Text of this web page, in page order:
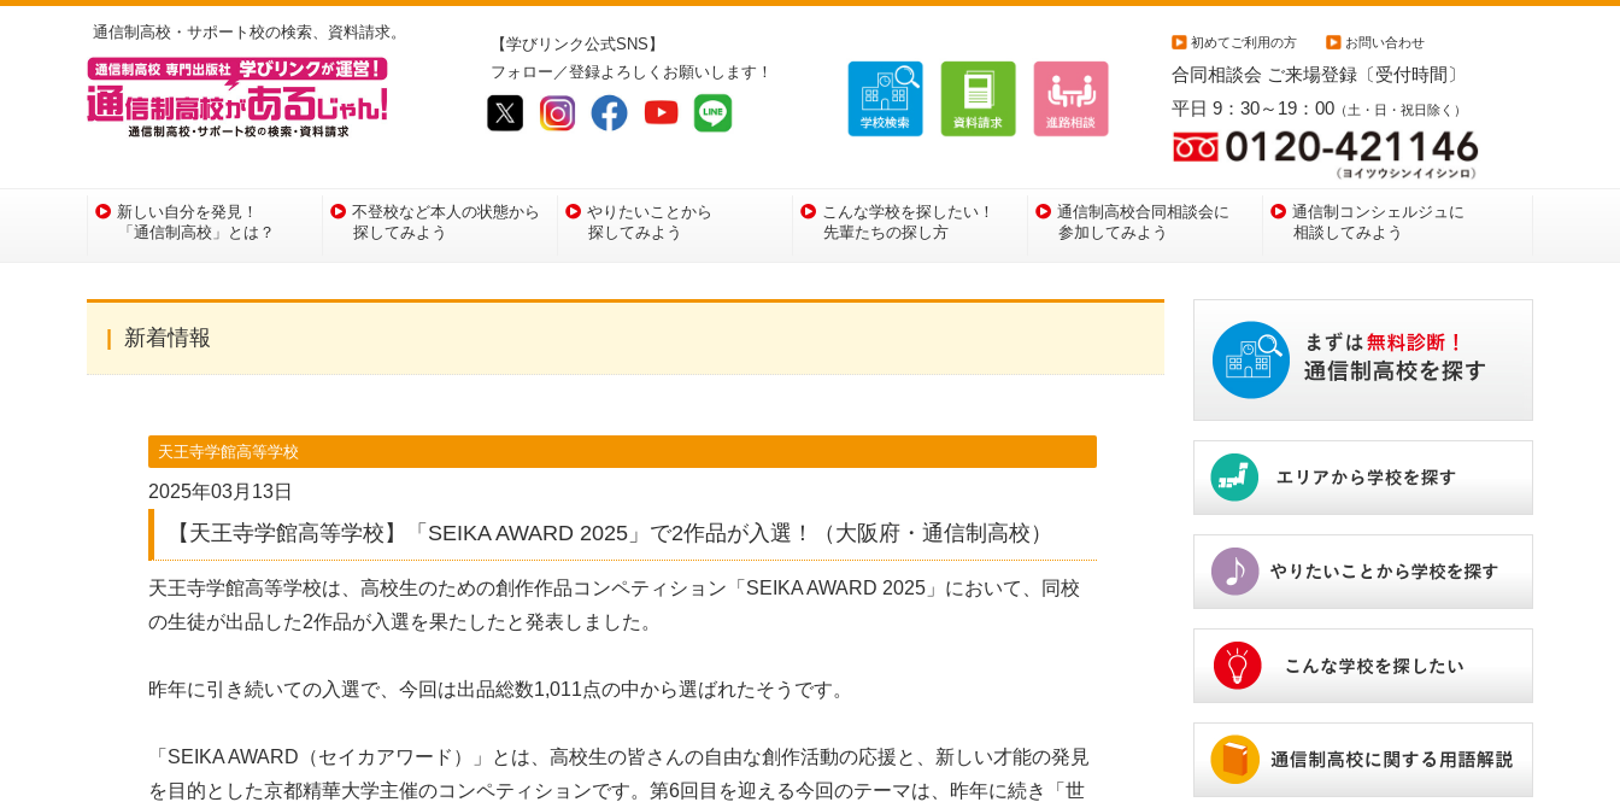
通信制高校・サポート校の検索、資料請求。
【学びリンク公式SNS】
フォロー／登録よろしくお願いします！
初めてご利用の方 お問い合わせ
合同相談会 ご来場登録〔受付時間〕
平日 9：30～19：00 （土・日・祝日除く）
新しい自分を発見！
「通信制高校」とは？
不登校など本人の状態から
探してみよう
やりたいことから
探してみよう
こんな学校を探したい！
先輩たちの探し方
通信制高校合同相談会に
参加してみよう
通信制コンシェルジュに
相談してみよう
新着情報
天王寺学館高等学校
2025年03月13日
【天王寺学館高等学校】「SEIKA AWARD 2025」で2作品が入選！（大阪府・通信制高校）
天王寺学館高等学校は、高校生のための創作作品コンペティション「SEIKA AWARD 2025」において、同校
の生徒が出品した2作品が入選を果たしたと発表しました。
昨年に引き続いての入選で、今回は出品総数1,011点の中から選ばれたそうです。
「SEIKA AWARD（セイカアワード）」とは、高校生の皆さんの自由な創作活動の応援と、新しい才能の発見
を目的とした京都精華大学主催のコンペティションです。第6回目を迎える今回のテーマは、昨年に続き「世